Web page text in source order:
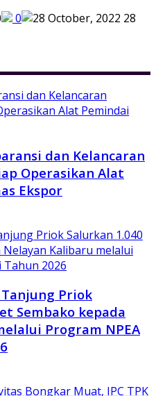
0
28
dan Kelancaran
Operasikan Alat
Ekspor
Priok
Sembako kepada
Program NPEA